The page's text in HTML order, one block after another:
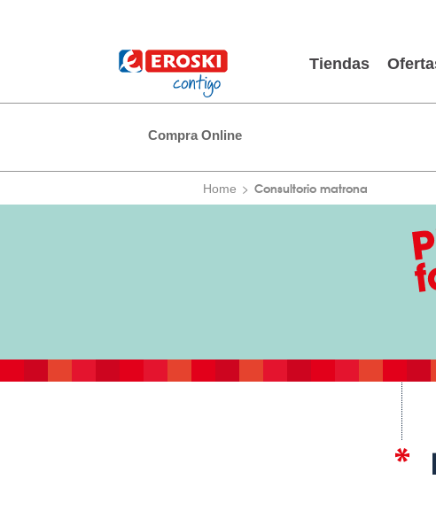
Tiendas
Compra Online
Home Consultorio matrona